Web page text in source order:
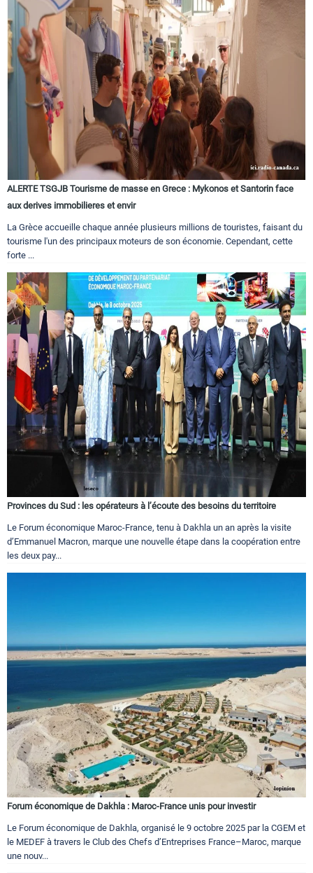
ALERTE TSGJB Tourisme de masse en Grece : Mykonos et Santorin face
aux derives immobilieres et envir
La Grèce accueille chaque année plusieurs millions de touristes, faisant du
tourisme l'un des principaux moteurs de son économie. Cependant, cette
forte ...
Provinces du Sud : les opérateurs à l’écoute des besoins du territoire
Le Forum économique Maroc-France, tenu à Dakhla un an après la visite
d’Emmanuel Macron, marque une nouvelle étape dans la coopération entre
les deux pay...
Forum économique de Dakhla : Maroc-France unis pour investir
Le Forum économique de Dakhla, organisé le 9 octobre 2025 par la CGEM et
le MEDEF à travers le Club des Chefs d’Entreprises France–Maroc, marque
une nouv...